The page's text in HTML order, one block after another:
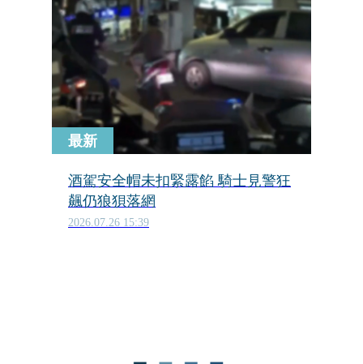
最新
酒駕安全帽未扣緊露餡 騎士見警狂
飆仍狼狽落網
2026.07.26 15:39